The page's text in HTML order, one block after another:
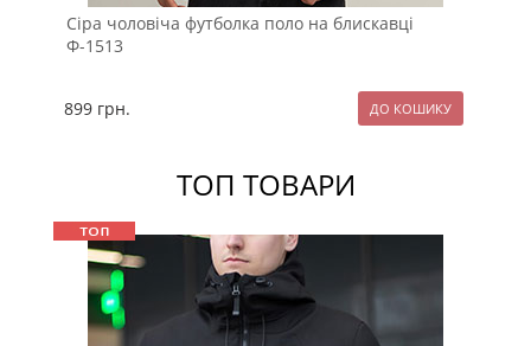
Сіра чоловіча футболка поло на блискавці
Ф-1513
899 грн.
ТОП ТОВАРИ